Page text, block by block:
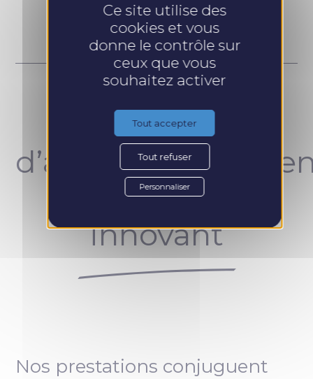
Un concept
unique et
innovant
Nos prestations conjuguent
Ce site utilise des
cookies et vous
donne le contrôle sur
ceux que vous
souhaitez activer
Tout accepter
Tout refuser
Personnaliser